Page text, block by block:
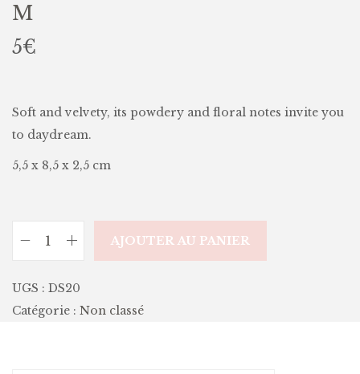
M
5€
Soft and velvety, its powdery and floral notes invite you
to daydream.
5,5 x 8,5 x 2,5 cm
AJOUTER AU PANIER
UGS : DS20
Catégorie : Non classé